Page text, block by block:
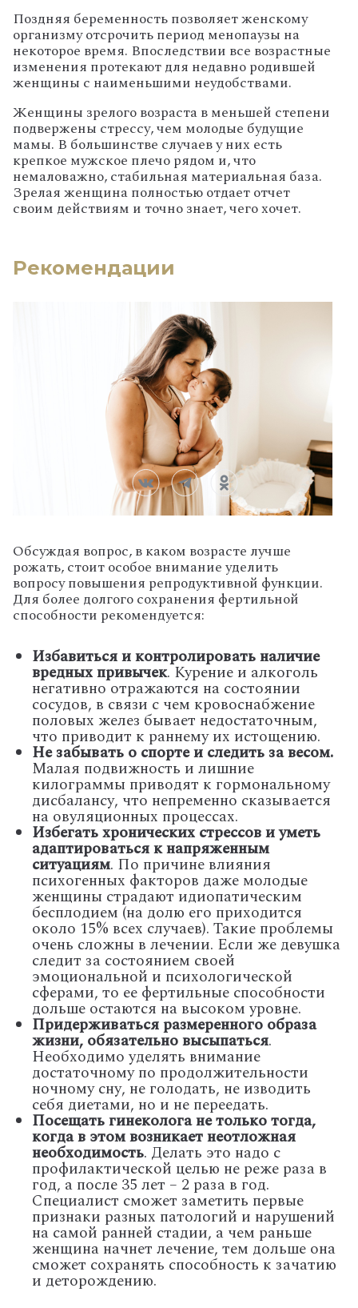
Поздняя беременность позволяет женскому
организму отсрочить период менопаузы на
некоторое время. Впоследствии все возрастные
изменения протекают для недавно родившей
женщины с наименьшими неудобствами.
Женщины зрелого возраста в меньшей степени
подвержены стрессу, чем молодые будущие
мамы. В большинстве случаев у них есть
крепкое мужское плечо рядом и, что
немаловажно, стабильная материальная база.
Зрелая женщина полностью отдает отчет
своим действиям и точно знает, чего хочет.
Рекомендации
Обсуждая вопрос, в каком возрасте лучше
рожать, стоит особое внимание уделить
вопросу повышения репродуктивной функции.
Для более долгого сохранения фертильной
способности рекомендуется:
Избавиться и контролировать наличие
вредных привычек. Курение и алкоголь
негативно отражаются на состоянии
сосудов, в связи с чем кровоснабжение
половых желез бывает недостаточным,
что приводит к раннему их истощению.
Не забывать о спорте и следить за весом.
Малая подвижность и лишние
килограммы приводят к гормональному
дисбалансу, что непременно сказывается
на овуляционных процессах.
Избегать хронических стрессов и уметь
адаптироваться к напряженным
ситуациям. По причине влияния
психогенных факторов даже молодые
женщины страдают идиопатическим
бесплодием (на долю его приходится
около 15% всех случаев). Такие проблемы
очень сложны в лечении. Если же девушка
следит за состоянием своей
эмоциональной и психологической
сферами, то ее фертильные способности
дольше остаются на высоком уровне.
Придерживаться размеренного образа
жизни, обязательно высыпаться.
Необходимо уделять внимание
достаточному по продолжительности
ночному сну, не голодать, не изводить
себя диетами, но и не переедать.
Посещать гинеколога не только тогда,
когда в этом возникает неотложная
необходимость. Делать это надо с
профилактической целью не реже раза в
год, а после 35 лет – 2 раза в год.
Специалист сможет заметить первые
признаки разных патологий и нарушений
на самой ранней стадии, а чем раньше
женщина начнет лечение, тем дольше она
сможет сохранять способность к зачатию
и деторождению.